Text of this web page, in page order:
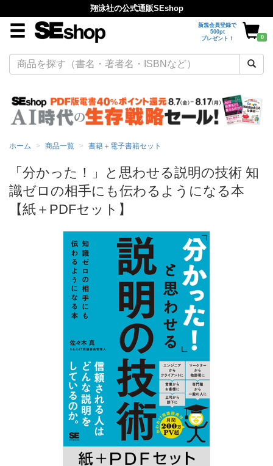
翔泳社の公式通販SEshop
新規会員登録で
500pt
プレゼント！
0
ホーム 商品一覧 書籍＋電子書籍セット
「分かった！」と思わせる説明の技術 知
識ゼロの相手にも伝わるようになる本
【紙＋PDFセット】